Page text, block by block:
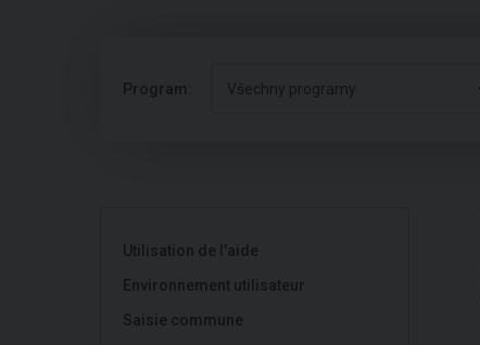
Program: Všechny programy
Utilisation de l'aide
Environnement utilisateur
Saisie commune